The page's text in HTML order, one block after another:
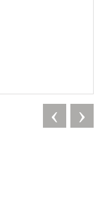
‹ ›